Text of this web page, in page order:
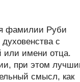
фамилии Руби
с
или имени отца.
при этом
смысл, как